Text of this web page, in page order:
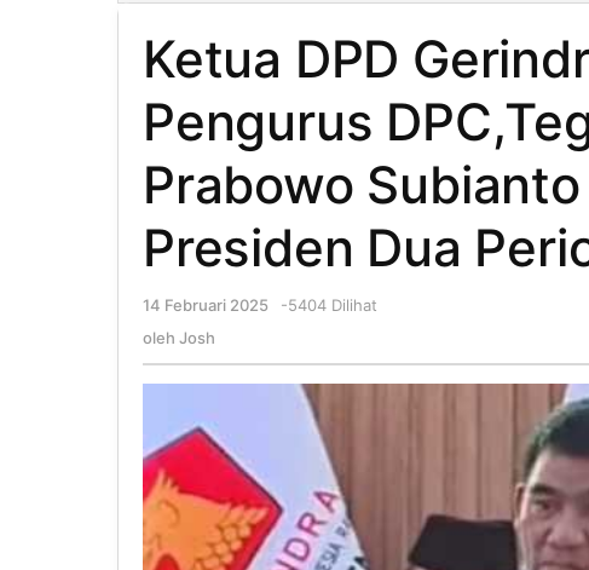
Ketua DPD
Pengurus
Prabowo
Presiden Dua
14 Februari 2025
oleh
-5404 Dilihat
oleh Josh